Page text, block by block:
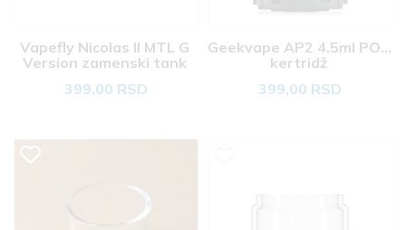
Vapefly Nicolas II MTL G
Version zamenski tank
399,00 RSD
Geekvape AP2 4.5ml POD
kertridž
399,00 RSD